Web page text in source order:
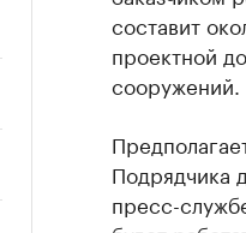
составит
проектной
сооружений.
Подрядчика
пресс-